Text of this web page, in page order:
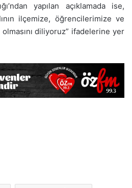
yapılan açıklamada ise,
ilçemize, öğrencilerimize ve
diliyoruz” ifadelerine yer